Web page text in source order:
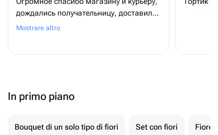
дождались получательницу, доставили
все верно, букеты ШИКАРНЫЕ, даже
Mostrare altro
In primo piano
Bouquet di un solo tipo di fiori Set con fiori Fiore